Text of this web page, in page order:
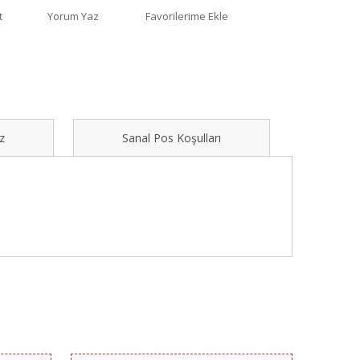
Yorum Yaz
Sanal Pos Koşulları
iletebilirsiniz.